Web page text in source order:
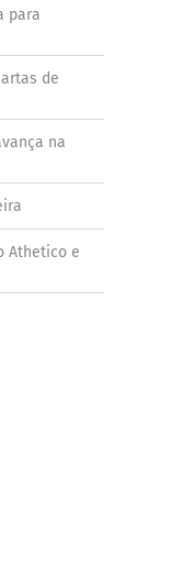
para
de
na
Athetico e